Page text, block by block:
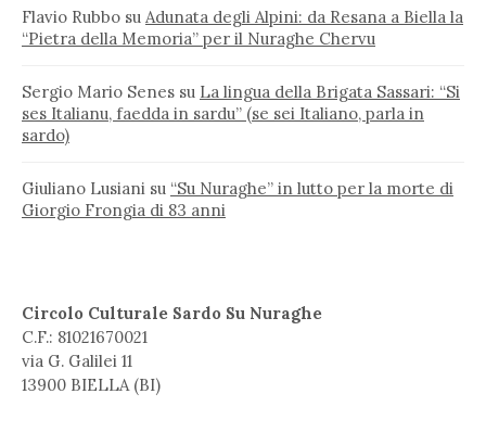
Flavio Rubbo su Adunata degli Alpini: da Resana a Biella la
“Pietra della Memoria” per il Nuraghe Chervu
Sergio Mario Senes su La lingua della Brigata Sassari: “Si
ses Italianu, faedda in sardu” (se sei Italiano, parla in
sardo)
Giuliano Lusiani su “Su Nuraghe” in lutto per la morte di
Giorgio Frongia di 83 anni
Circolo Culturale Sardo Su Nuraghe
C.F.: 81021670021
via G. Galilei 11
13900 BIELLA (BI)